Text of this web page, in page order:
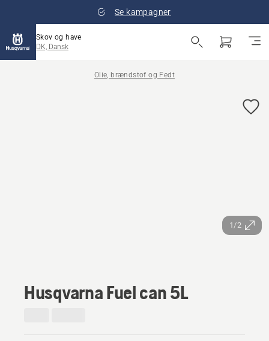
Se kampagner
Skov og have
DK, Dansk
Olie, brændstof og Fedt
1/2
Husqvarna Fuel can 5L